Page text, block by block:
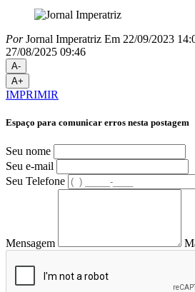
PorJornal Imperatriz Em 22/09/2023
27/08/2025 09:46
A-
A+
IMPRIMIR
Espaço para comunicar erros nesta postagem
Seu nome
Seu e-mail
Seu Telefone
Mensagem